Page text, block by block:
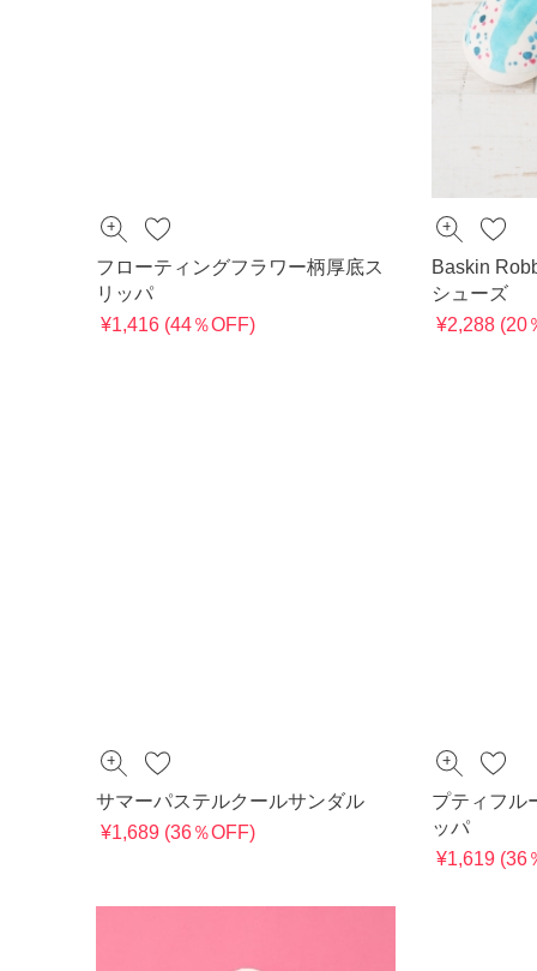
フローティングフラワー柄厚底ス
リッパ
¥1,416 (44％OFF)
Baskin
シューズ
¥2,288 (20
サマーパステルクールサンダル
¥1,689 (36％OFF)
プティフル
ッパ
¥1,619 (36